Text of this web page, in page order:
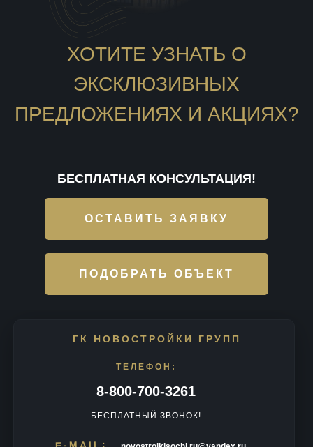
ХОТИТЕ УЗНАТЬ О
ЭКСКЛЮЗИВНЫХ
ПРЕДЛОЖЕНИЯХ И АКЦИЯХ?
БЕСПЛАТНАЯ КОНСУЛЬТАЦИЯ!
ОСТАВИТЬ ЗАЯВКУ
ПОДОБРАТЬ ОБЪЕКТ
8-800-700-3261
БЕСПЛАТНЫЙ ЗВОНОК!
ТЕЛЕФОН:
ГК НОВОСТРОЙКИ ГРУПП